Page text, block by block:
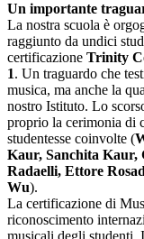
Un importante
La nostra scuola è
raggiunto da undici
certificazione Trinity
1. Un traguardo che
musica, ma anche la
nostro Istituto. Lo
proprio la cerimonia di
studentesse coinvolte (
Kaur, Sanchita Kaur,
Radaelli, Ettore
Wu).
La certificazione di
riconoscimento